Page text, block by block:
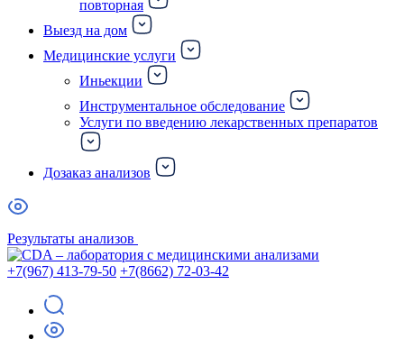
повторная
Выезд на дом
Медицинские услуги
Иньекции
Инструментальное обследование
Услуги по введению лекарственных препаратов
Дозаказ анализов
Результаты анализов
+7(967) 413-79-50 +7(8662) 72-03-42